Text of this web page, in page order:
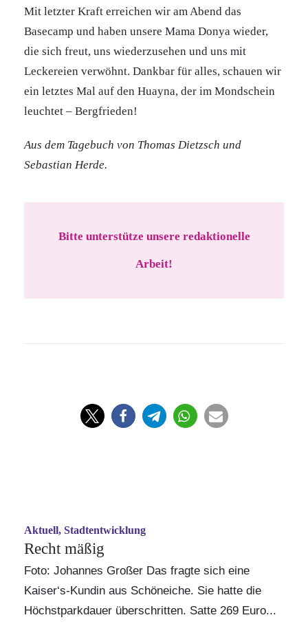
Mit letzter Kraft erreichen wir am Abend das
Basecamp und haben unsere Mama Donya wieder,
die sich freut, uns wiederzusehen und uns mit
Leckereien verwöhnt. Dankbar für alles, schauen wir
ein letztes Mal auf den Huayna, der im Mondschein
leuchtet – Bergfrieden!
Aus dem Tagebuch von Thomas Dietzsch und
Sebastian Herde.
Bitte unterstütze unsere redaktionelle
Arbeit!
Aktuell, Stadtentwicklung
Recht mäßig
Foto: Johannes Großer Das fragte sich eine
Kaiser‘s-Kundin aus Schöneiche. Sie hatte die
Höchstparkdauer überschritten. Satte 269 Euro...